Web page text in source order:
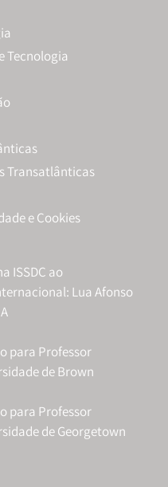
Tecnologia
Transatlânticas
e Cookies
ISSDC ao
Lua Afonso
para Professor
de Brown
para Professor
de Georgetown